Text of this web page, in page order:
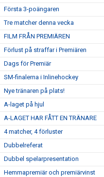
Första 3-poängaren
Tre matcher denna vecka
FILM FRÅN PREMIÄREN
Förlust på straffar i Premiären
Dags för Premiär
SM-finalerna i Inlinehockey
Nye tränaren på plats!
A-laget på hjul
A-LAGET HAR FÅTT EN TRÄNARE
4 matcher, 4 förluster
Dubbelreferat
Dubbel spelarpresentation
Hemmapremiär och premiärvinst